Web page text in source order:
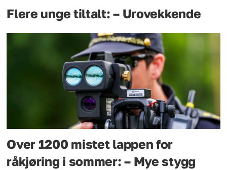
Flere unge tiltalt: – Urovekkende
Over 1200 mistet lappen for
råkjøring i sommer: – Mye stygg